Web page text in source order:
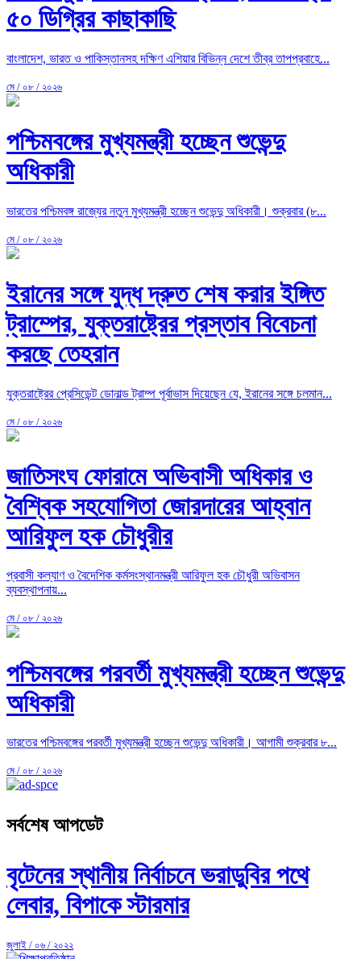
৫০ ডিগ্রির কাছাকাছি
বাংলাদেশ, ভারত ও পাকিস্তানসহ দক্ষিণ এশিয়ার বিভিন্ন দেশে তীব্র তাপপ্রবাহে...
মে / ০৮ / ২০২৬
পশ্চিমবঙ্গের মুখ্যমন্ত্রী হচ্ছেন শুভেন্দু
অধিকারী
ভারতের পশ্চিমবঙ্গ রাজ্যের নতুন মুখ্যমন্ত্রী হচ্ছেন শুভেন্দু অধিকারী। শুক্রবার (৮...
মে / ০৮ / ২০২৬
ইরানের সঙ্গে যুদ্ধ দ্রুত শেষ করার ইঙ্গিত
ট্রাম্পের, যুক্তরাষ্ট্রের প্রস্তাব বিবেচনা
করছে তেহরান
যুক্তরাষ্ট্রের প্রেসিডেন্ট ডোনাল্ড ট্রাম্প পূর্বাভাস দিয়েছেন যে, ইরানের সঙ্গে চলমান...
মে / ০৮ / ২০২৬
জাতিসংঘ ফোরামে অভিবাসী অধিকার ও
বৈশ্বিক সহযোগিতা জোরদারের আহ্বান
আরিফুল হক চৌধুরীর
প্রবাসী কল্যাণ ও বৈদেশিক কর্মসংস্থানমন্ত্রী আরিফুল হক চৌধুরী অভিবাসন
ব্যবস্থাপনায়...
মে / ০৮ / ২০২৬
পশ্চিমবঙ্গের পরবর্তী মুখ্যমন্ত্রী হচ্ছেন শুভেন্দু
অধিকারী
ভারতের পশ্চিমবঙ্গের পরবর্তী মুখ্যমন্ত্রী হচ্ছেন শুভেন্দু অধিকারী। আগামী শুক্রবার ৮...
মে / ০৮ / ২০২৬
সর্বশেষ আপডেট
বৃটেনের স্থানীয় নির্বাচনে ভরাডুবির পথে
লেবার, বিপাকে স্টারমার
জুলাই / ০৬ / ২০২২